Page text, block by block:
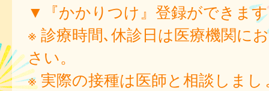
▼『かかりつけ』登録ができま
※ 診療時間､休診日は医療機関に
さい。
※ 実際の接種は医師と相談しまし